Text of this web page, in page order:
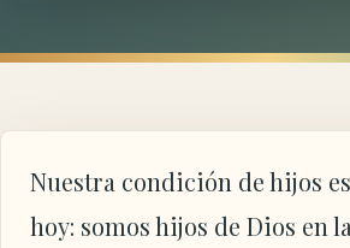
Nuestra condición de hijos
hoy: somos hijos de Dios en